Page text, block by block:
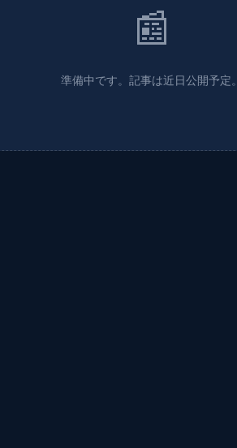
📰
準備中です。記事は近日公開予定。